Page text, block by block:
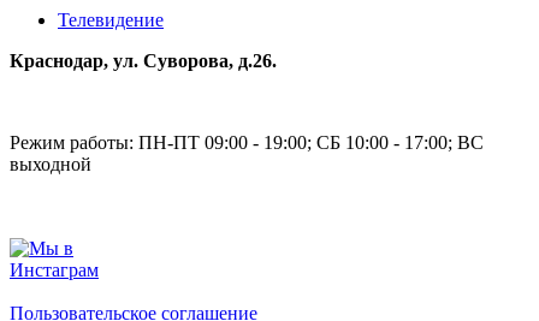
Телевидение
Краснодар, ул. Суворова, д.26.
Режим работы: ПН-ПТ 09:00 - 19:00; СБ 10:00 - 17:00; ВС
выходной
Пользовательское соглашение